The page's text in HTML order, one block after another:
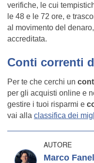
verifiche, le cui
le 48 e le 72 ore, e
al movimento del
accreditata.
Conti correnti
Per te che cerchi un
per gli acquisti online e
gestire i tuoi risparmi e
vai alla classifica dei
AUTORE
Marco